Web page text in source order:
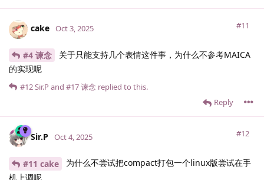
cake #11
Oct 3, 2025
#4 谏念
关于只能支持几个表情这件事，为什么不参考MAICA
的实现呢
Reply
#12Sir.​Pand #17谏念 replied to this.
Sir.​P #12
Oct 4, 2025
#11 cake
为什么不尝试把compact打包一个linux版尝试在手
机上调呢